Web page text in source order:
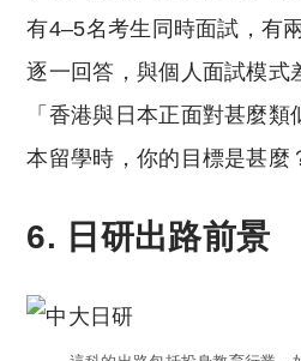
有4–5名考生同時面試，有
逐一回答，與個人面試模式
「香港與日本正面對甚麼
本留學時，你的目標是甚麼
6. 日研出路前景